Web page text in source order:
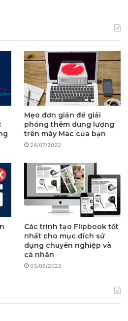
Mẹo đơn giản để giải
phóng thêm dung lượng
trên máy Mac của bạn
24/07/2022
Các trình tạo Flipbook tốt
nhất cho mục đích sử
dụng chuyên nghiệp và
cá nhân
03/06/2022